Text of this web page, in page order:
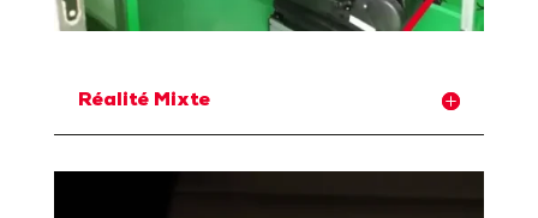
Réalité Mixte